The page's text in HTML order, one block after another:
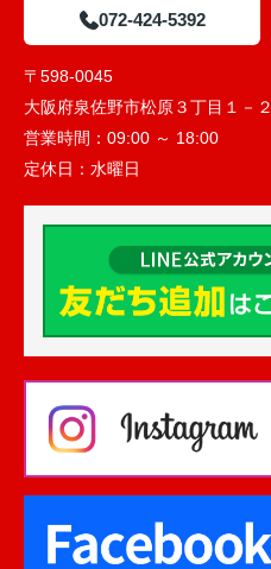
072-424-5392
〒598-0045
大阪府泉佐野市松原３丁目１－２
営業時間： 09:00 ～ 18:00
定休日： 水曜日